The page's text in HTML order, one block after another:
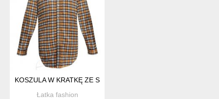
KOSZULA W KRATKĘ ZE STÓJKĄ OCHRA
Łatka fashion